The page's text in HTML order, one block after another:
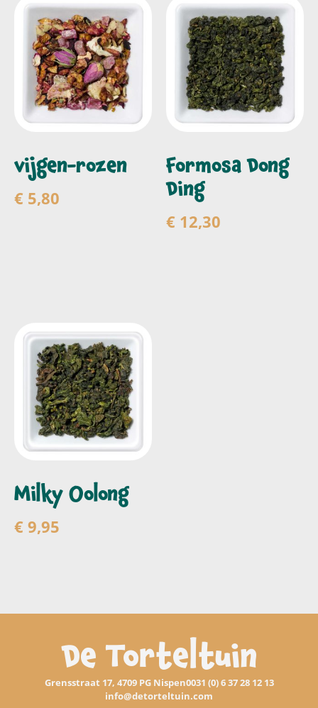
vijgen-rozen
€ 5,80
Formosa Dong
Ding
€ 12,30
Milky Oolong
€ 9,95
De Torteltuin
Grensstraat 17, 4709 PG Nispen0031 (0) 6 37 28 12 13
info@detorteltuin.com